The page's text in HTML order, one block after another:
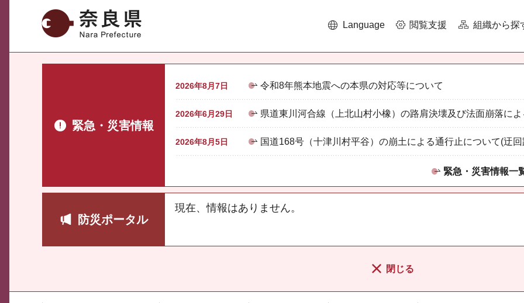
奈良県 Language 閲覧支援 組織から探
緊急・災害情報
2026年8月7日 令和8年熊本地震への本県の対応等について
2026年6月29日 県道東川河合線（上北山村小橡）の路肩決壊及び法面崩落に
2026年8月5日 国道168号（十津川村平谷）の崩土による通行止について(迂
緊急・災害情報一
防災ポータル
現在、情報はありません。
閉じる